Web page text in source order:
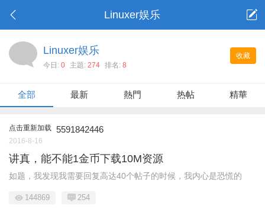
Linuxer娱乐
收藏
Linuxer娱乐
今日: 0 主題: 274 排名: 8
全部 最新 熱門 热帖 精華
点击重新加载 5591842446
2016-8-16
讲真，能不能1金币下载10M资源
如题，我发现我需要回复高达40个帖子的时候，我内心是恐慌的
144869 254